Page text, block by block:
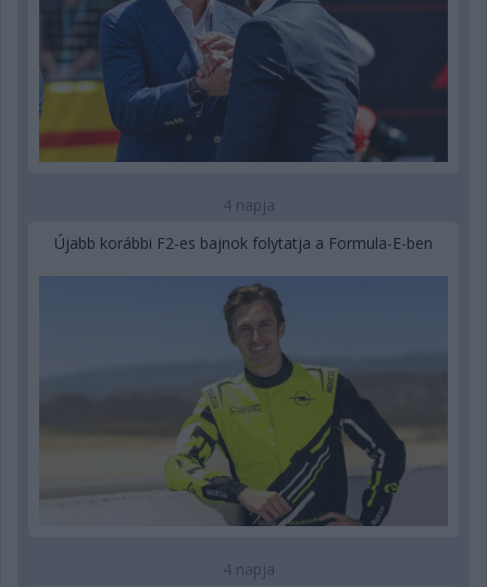
4 napja
Újabb korábbi F2-es bajnok folytatja a Formula-E-ben
4 napja